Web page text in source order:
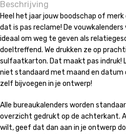
Beschrijving
Heel het jaar jouw boodschap of
dat is pas reclame! De
ideaal om weg te geven als
doeltreffend. We drukken ze op
sulfaatkarton. Dat maakt pas indruk!
niet standaard met maand en
zelf bijvoegen in je ontwerp!
Alle bureaukalenders worden
overzicht gedrukt op de achterkant.
wilt, geef dat dan aan in je ontwerp